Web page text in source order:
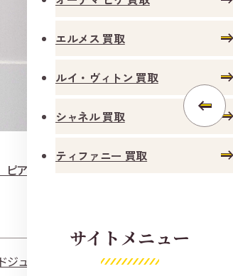
アス Pt900
ジュエリー
エルメス 買取
ルイ・ヴィトン 買取
シャネル 買取
ティファニー 買取
サイトメニュー